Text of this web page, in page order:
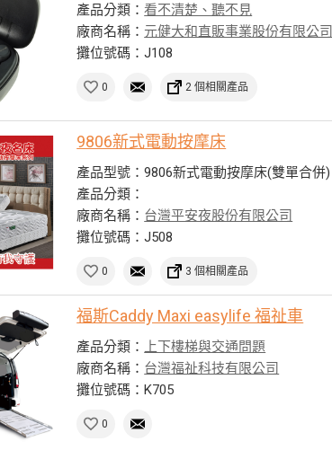
產品分類：看不清楚、聽不見
廠商名稱： 元健大和直販事業股份有限公司
攤位號碼：J108
0 2 個相關產品
9806新式電動按摩床
產品型號：9806新式電動按摩床(雙單合併)
產品分類：
廠商名稱： 台灣平安夜股份有限公司
攤位號碼：J508
0 3 個相關產品
福斯Caddy Maxi easylife 福祉車
產品分類：
上下樓梯與交通問題
廠商名稱： 台灣福祉科技有限公司
攤位號碼：K705
0